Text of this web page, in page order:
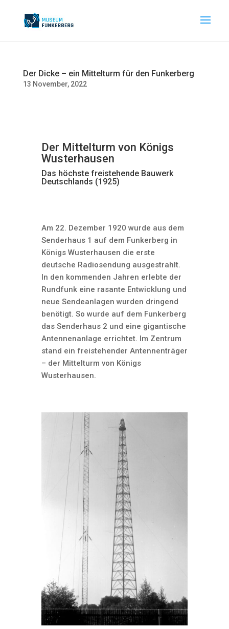
Der Dicke – ein Mittelturm für den Funkerberg
13 November, 2022
Der Mittelturm von Königs
Wusterhausen
Das höchste freistehende Bauwerk
Deutschlands (1925)
Am 22. Dezember 1920 wurde aus dem
Senderhaus 1 auf dem Funkerberg in
Königs Wusterhausen die erste
deutsche Radiosendung ausgestrahlt.
In den kommenden Jahren erlebte der
Rundfunk eine rasante Entwicklung und
neue Sendeanlagen wurden dringend
benötigt. So wurde auf dem Funkerberg
das Senderhaus 2 und eine gigantische
Antennenanlage errichtet. Im Zentrum
stand ein freistehender Antennenträger
– der Mittelturm von Königs
Wusterhausen.